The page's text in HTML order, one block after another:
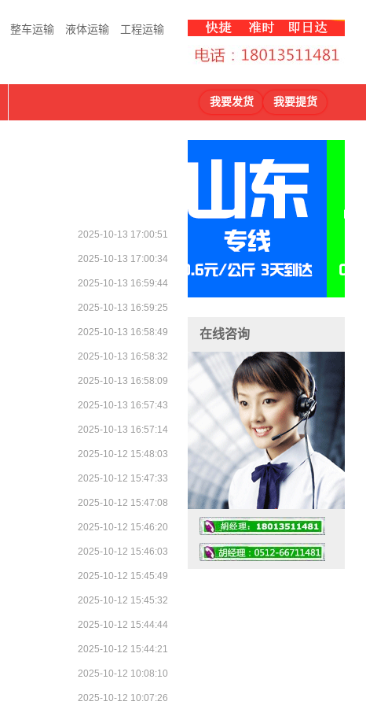
整车运输 液体运输 工程运输
我要发货 我要提货
2025-10-13 17:00:51
2025-10-13 17:00:34
2025-10-13 16:59:44
2025-10-13 16:59:25
2025-10-13 16:58:49
2025-10-13 16:58:32
2025-10-13 16:58:09
2025-10-13 16:57:43
2025-10-13 16:57:14
2025-10-12 15:48:03
2025-10-12 15:47:33
2025-10-12 15:47:08
2025-10-12 15:46:20
2025-10-12 15:46:03
2025-10-12 15:45:49
2025-10-12 15:45:32
2025-10-12 15:44:44
2025-10-12 15:44:21
2025-10-12 10:08:10
2025-10-12 10:07:26
在线咨询